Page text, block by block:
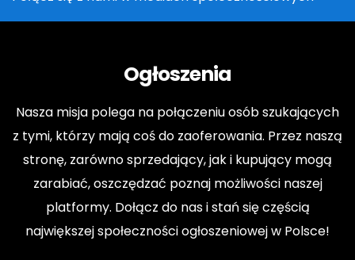
Ogłoszenia
Nasza misja polega na połączeniu osób szukających
z tymi, którzy mają coś do zaoferowania. Przez naszą
stronę, zarówno sprzedający, jak i kupujący mogą
zarabiać, oszczędzać poznaj możliwości naszej
platformy. Dołącz do nas i stań się częścią
największej społeczności ogłoszeniowej w Polsce!